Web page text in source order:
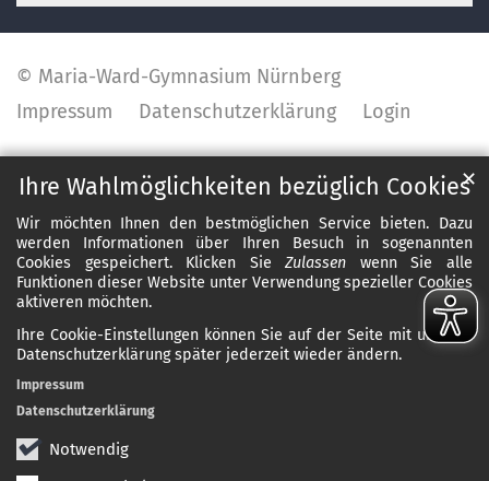
Ihre Wahlmöglichkeiten bezüglich Cookies
Wir möchten Ihnen den bestmöglichen Service bieten. Dazu
werden Informationen über Ihren Besuch in sogenannten
Cookies gespeichert. Klicken SieZulassen wenn Sie alle
Funktionen dieser Website unter Verwendung spezieller Cookies
aktiveren möchten.
Ihre Cookie-Einstellungen können Sie auf der Seite mit unserer
Datenschutzerklärung später jederzeit wieder ändern.
Notwendig
✕
Impressum
Datenschutzerklärung
© Maria-Ward-Gymnasium Nürnberg
Impressum
Datenschutzerklärung Login